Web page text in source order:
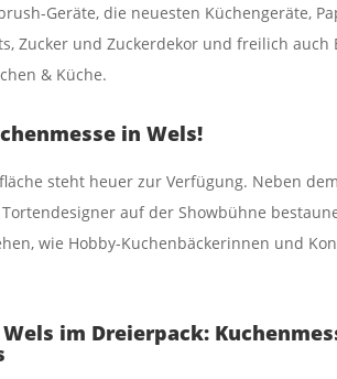
Geräte, die neuesten Küchengeräte,
Zucker und Zuckerdekor und freilich
& Küche.
in Wels!
steht heuer zur Verfügung. Neben
auf der Showbühne
wie Hobby-Kuchenbäckerinnen und
im Dreierpack: